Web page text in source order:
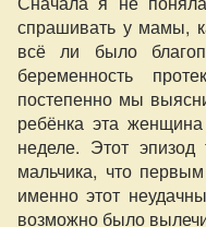
спрашивать у мамы,
всё ли было
беременность
постепенно мы
ребёнка эта
неделе. Этот эпизод
мальчика, что
именно этот
возможно было